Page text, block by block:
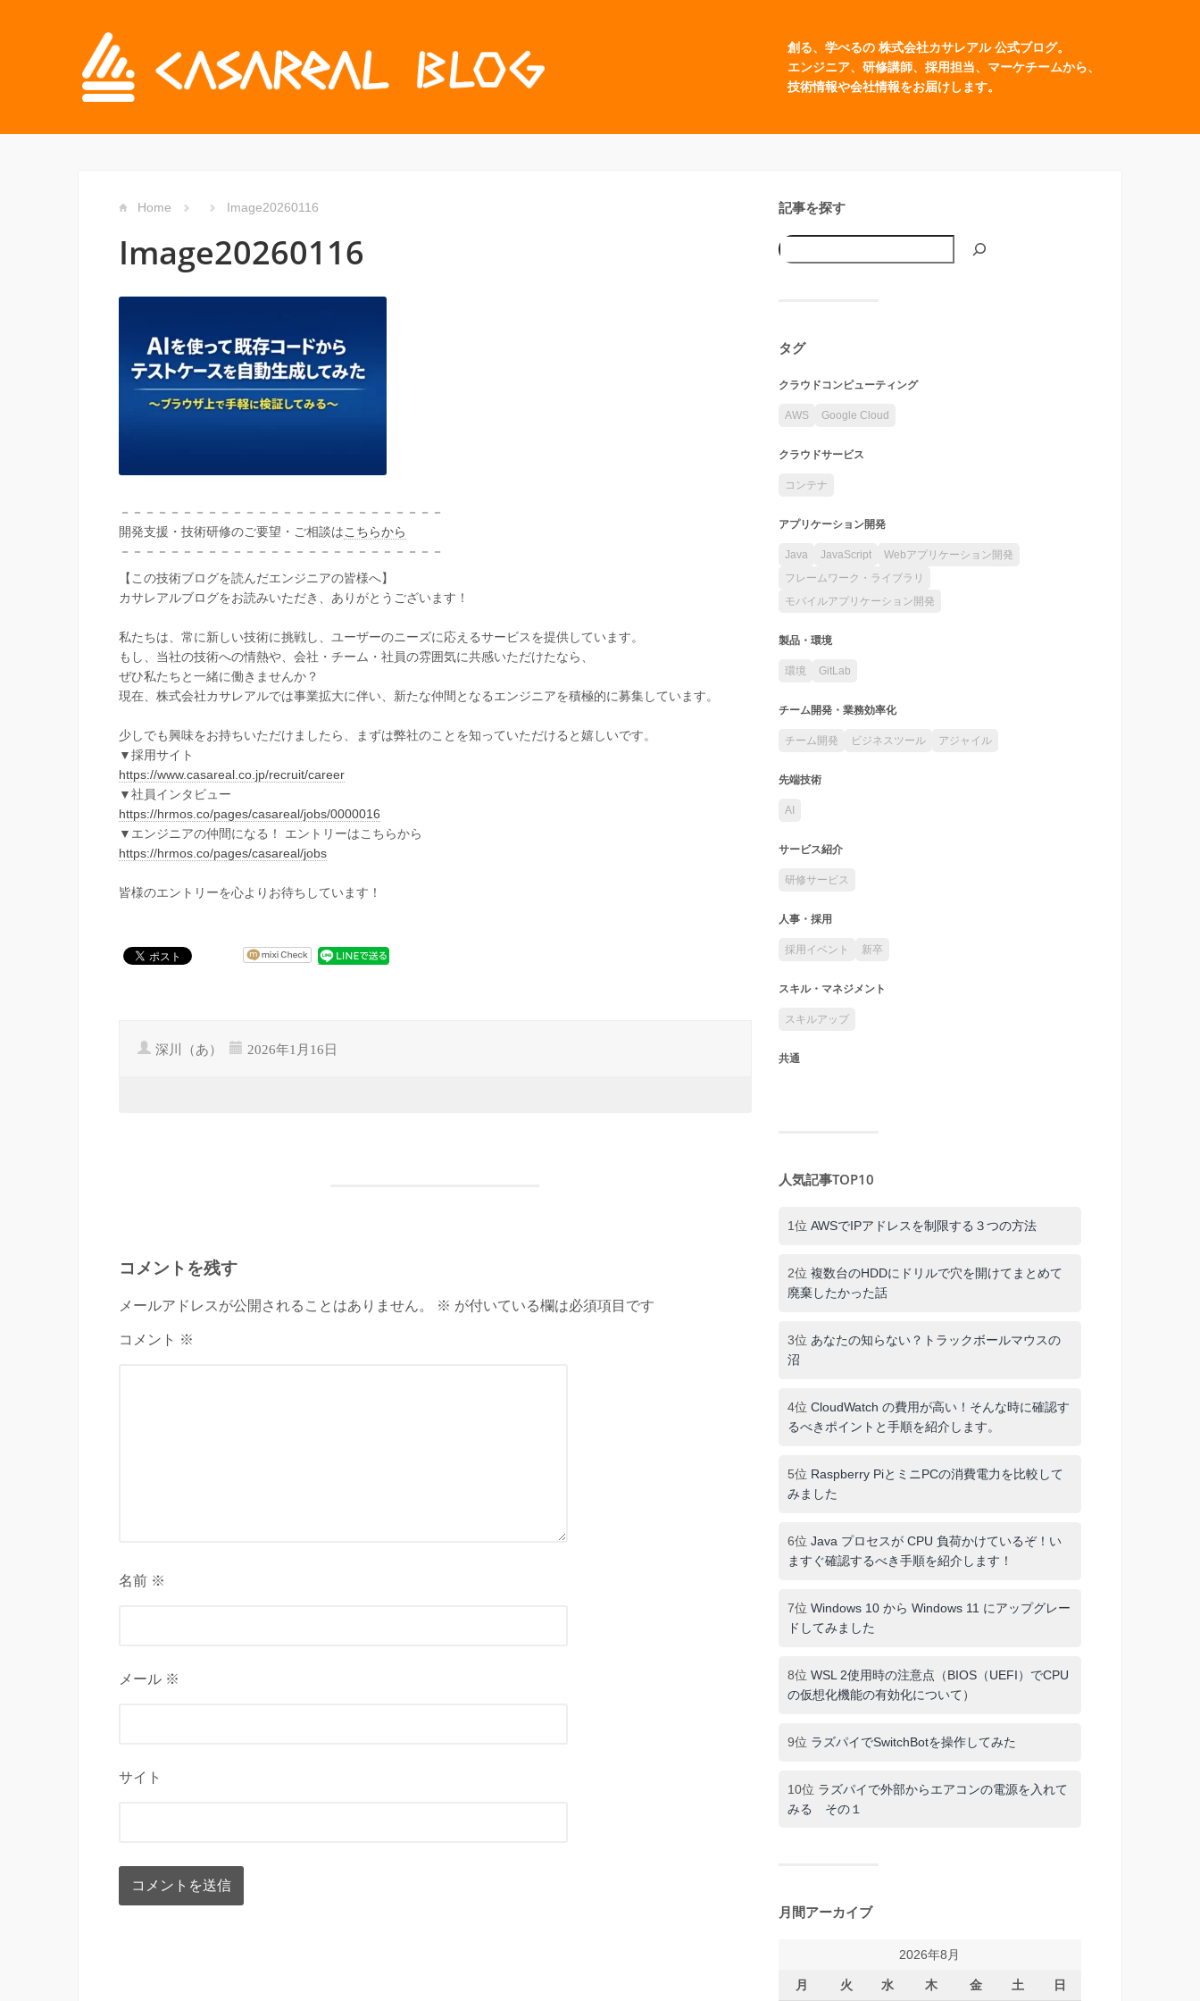
創る、学べるの 株式会社カサレアル 公式ブログ。
エンジニア、研修講師、採用担当、マーケチームから、
技術情報や会社情報をお届けします。
Home Image20260116
Image20260116
－－－－－－－－－－－－－－－－－－－－－－－－－－
開発支援・技術研修のご要望・ご相談はこちらから
－－－－－－－－－－－－－－－－－－－－－－－－－－
【この技術ブログを読んだエンジニアの皆様へ】
カサレアルブログをお読みいただき、ありがとうございます！
私たちは、常に新しい技術に挑戦し、ユーザーのニーズに応えるサービスを提供しています。
もし、当社の技術への情熱や、会社・チーム・社員の雰囲気に共感いただけたなら、
ぜひ私たちと一緒に働きませんか？
現在、株式会社カサレアルでは事業拡大に伴い、新たな仲間となるエンジニアを積極的に募集しています。
少しでも興味をお持ちいただけましたら、まずは弊社のことを知っていただけると嬉しいです。
▼採用サイト
https://www.casareal.co.jp/recruit/career
▼社員インタビュー
https://hrmos.co/pages/casareal/jobs/0000016
▼エンジニアの仲間になる！ エントリーはこちらから
https://hrmos.co/pages/casareal/jobs
皆様のエントリーを心よりお待ちしています！
深川（あ） 2026年1月16日
コメントを残す
メールアドレスが公開されることはありません。 ※ が付いている欄は必須項目です
コメント ※
名前 ※
メール ※
サイト
記事を探す
タグ
クラウドコンピューティング
AWS Google Cloud
クラウドサービス
コンテナ
アプリケーション開発
Java JavaScript
Webアプリケーション開発
フレームワーク・ライブラリ
モバイルアプリケーション開発
製品・環境
環境 GitLab
チーム開発・業務効率化
チーム開発 ビジネスツール アジャイル
先端技術
AI
サービス紹介
研修サービス
人事・採用
採用イベント 新卒
スキル・マネジメント
スキルアップ
共通
人気記事TOP10
1位 AWSでIPアドレスを制限する３つの方法
2位 複数台のHDDにドリルで穴を開けてまとめて
廃棄したかった話
3位 あなたの知らない？トラックボールマウスの
沼
4位 CloudWatch の費用が高い！そんな時に確認す
るべきポイントと手順を紹介します。
5位 Raspberry PiとミニPCの消費電力を比較して
みました
6位 Java プロセスが CPU 負荷かけているぞ！い
ますぐ確認するべき手順を紹介します！
7位 Windows 10 から Windows 11 にアップグレー
ドしてみました
8位 WSL 2使用時の注意点（BIOS（UEFI）でCPU
の仮想化機能の有効化について）
9位 ラズパイでSwitchBotを操作してみた
10位 ラズパイで外部からエアコンの電源を入れて
みる その１
月間アーカイブ
2026年8月
月 火 水 木 金 土 日